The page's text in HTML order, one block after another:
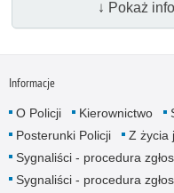
↓ Pokaż
Informacje
O Policji Kierownictwo
Posterunki Policji
Z życia
Sygnaliści - procedura
Sygnaliści - procedura